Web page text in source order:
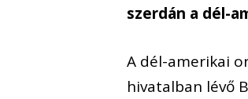
szerdán a dél-
A dél-amerikai
hivatalban lévő